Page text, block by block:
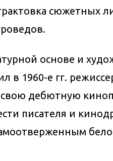
сюжетных
основе и
в 1960-е гг.
свою дебютную
писателя и